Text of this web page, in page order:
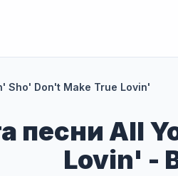
Sho' Don't Make True Lovin'
песни All
Lovin' -